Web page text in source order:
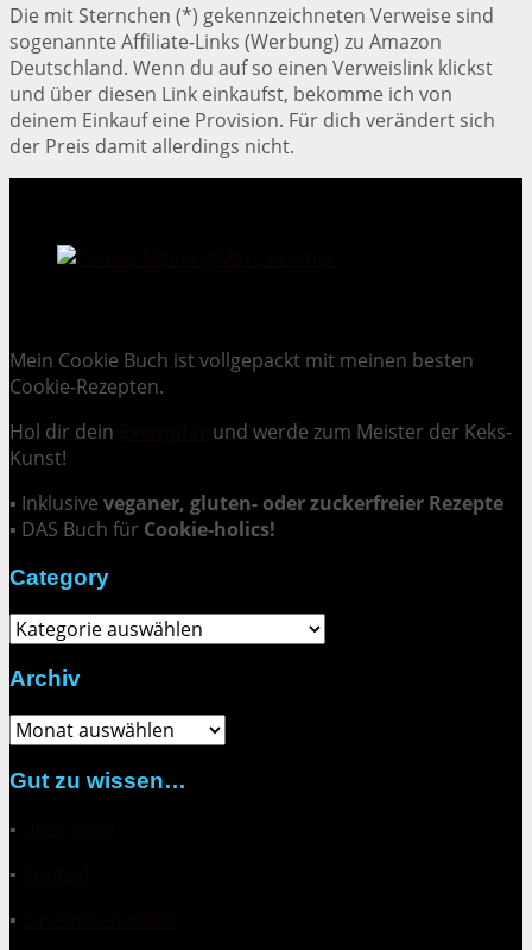
Die mit Sternchen (*) gekennzeichneten Verweise sind
sogenannte Affiliate-Links (Werbung) zu Amazon
Deutschland. Wenn du auf so einen Verweislink klickst
und über diesen Link einkaufst, bekomme ich von
deinem Einkauf eine Provision. Für dich verändert sich
der Preis damit allerdings nicht.
Mein Cookie Buch ist vollgepackt mit meinen besten
Cookie-Rezepten.
Hol dir dein
und werde zum Meister der Keks-
Kunst!
▪ Inklusive veganer, gluten- oder zuckerfreier Rezepte
▪ DAS Buch für Cookie-holics!
Category
Category
Archiv
Archiv
Gut zu wissen…
▪
▪
▪